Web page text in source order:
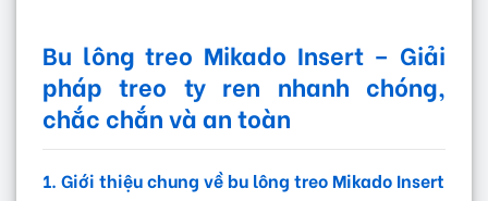
Bu lông treo Mikado Insert – Giải
pháp treo ty ren nhanh chóng,
chắc chắn và an toàn
1. Giới thiệu chung về bu lông treo Mikado Insert